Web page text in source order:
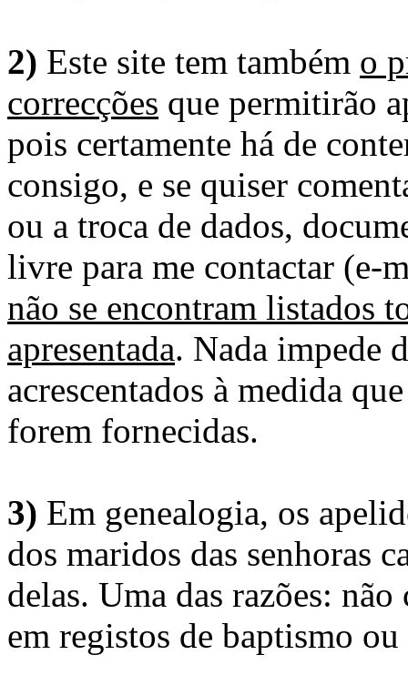
2) Este site tem também o
correcções que permitirão
pois certamente há de
consigo, e se quiser
ou a troca de dados,
livre para me contactar (e-
não se encontram listados
apresentada. Nada impede
acrescentados à medida
forem fornecidas.
3) Em genealogia, os
dos maridos das senhoras
delas. Uma das razões:
em registos de baptismo